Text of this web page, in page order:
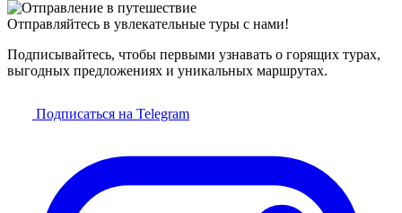
Отправляйтесь в увлекательные туры с нами!
Подписывайтесь, чтобы первыми узнавать о горящих турах,
выгодных предложениях и уникальных маршрутах.
Подписаться на Telegram